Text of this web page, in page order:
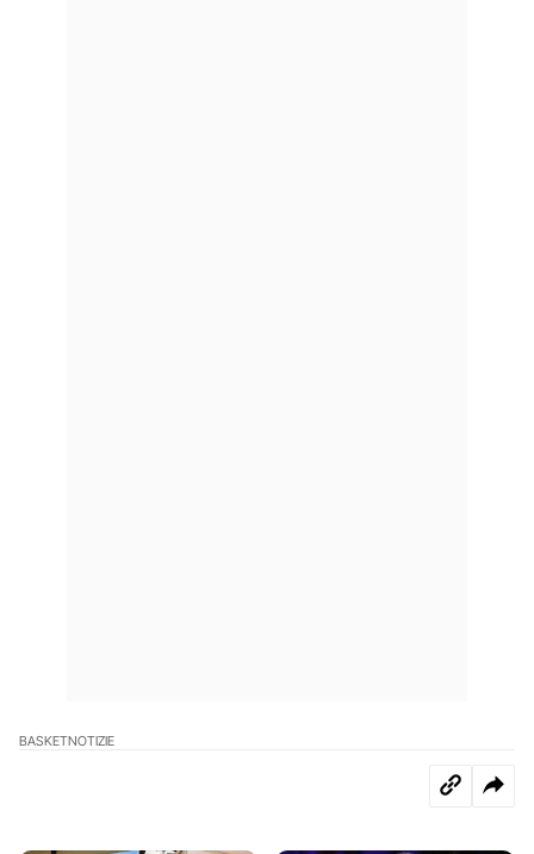
BASKETNOTIZIE